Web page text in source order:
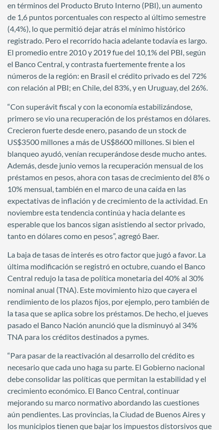
en términos del Producto Bruto Interno (PBI), un aumento
de 1,6 puntos porcentuales con respecto al último semestre
(4,4%), lo que permitió dejar atrás el mínimo histórico
registrado. Pero el recorrido hacia adelante todavía es largo.
El promedio entre 2010 y 2019 fue del 10,1% del PBI, según
el Banco Central, y contrasta fuertemente frente a los
números de la región: en Brasil el crédito privado es del 72%
con relación al PBI; en Chile, del 83%, y en Uruguay, del 26%.
“Con superávit fiscal y con la economía estabilizándose,
primero se vio una recuperación de los préstamos en dólares.
Crecieron fuerte desde enero, pasando de un stock de
US$3500 millones a más de US$8600 millones. Si bien el
blanqueo ayudó, venían recuperándose desde mucho antes.
Además, desde junio vemos la recuperación mensual de los
préstamos en pesos, ahora con tasas de crecimiento del 8% o
10% mensual, también en el marco de una caída en las
expectativas de inflación y de crecimiento de la actividad. En
noviembre esta tendencia continúa y hacia delante es
esperable que los bancos sigan asistiendo al sector privado,
tanto en dólares como en pesos”, agregó Baer.
La baja de tasas de interés es otro factor que jugó a favor. La
última modificación se registró en octubre, cuando el Banco
Central redujo la tasa de política monetaria del 40% al 30%
nominal anual (TNA). Este movimiento hizo que cayera el
rendimiento de los plazos fijos, por ejemplo, pero también de
la tasa que se aplica sobre los préstamos. De hecho, el jueves
pasado el Banco Nación anunció que la disminuyó al 34%
TNA para los créditos destinados a pymes.
“Para pasar de la reactivación al desarrollo del crédito es
necesario que cada uno haga su parte. El Gobierno nacional
debe consolidar las políticas que permitan la estabilidad y el
crecimiento económico. El Banco Central, continuar
mejorando su marco normativo abordando las cuestiones
aún pendientes. Las provincias, la Ciudad de Buenos Aires y
los municipios tienen que bajar los impuestos distorsivos que